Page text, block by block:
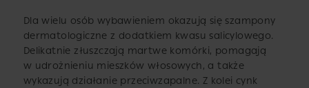
Dla wielu osób wybawieniem okazują się szampony
dermatologiczne z dodatkiem kwasu salicylowego.
Delikatnie złuszczają martwe komórki, pomagają
w udrożnieniu mieszków włosowych, a także
wykazują działanie przeciwzapalne. Z kolei cynk